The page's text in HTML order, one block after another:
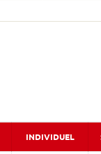
INDIVIDUEL